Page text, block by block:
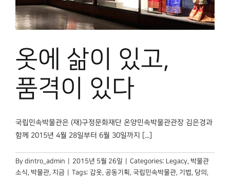
옷에 삶이 있고,
품격이 있다
국립민속박물관은 (재)구정문화재단 온양민속박물관관장 김은경과
함께 2015년 4월 28일부터 6월 30일까지 [...]
By dintro_admin 2015년 5월 26일 Categories: Legacy, 박물관
소식, 박물관, 지금 Tags: 갑옷, 공동기획, 국립민속박물관, 기법, 당의 ,